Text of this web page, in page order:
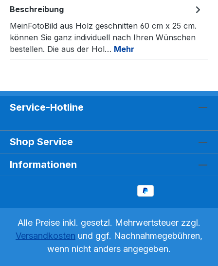
Beschreibung
MeinFotoBild aus Holz geschnitten 60 cm x 25 cm.
können Sie ganz individuell nach Ihren Wünschen
bestellen. Die aus der Hol… Mehr
Service-Hotline
Shop Service
Informationen
Alle Preise inkl. gesetzl. Mehrwertsteuer zzgl.
Versandkosten und ggf. Nachnahmegebühren,
wenn nicht anders angegeben.